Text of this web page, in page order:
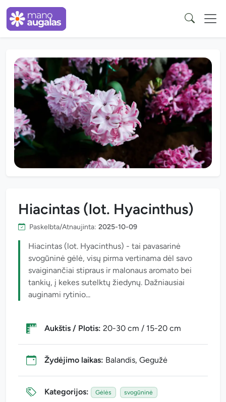
Hiacintas (lot. Hyacinthus)
Paskelbta/Atnaujinta: 2025-10-09
Hiacintas (lot. Hyacinthus) - tai pavasarinė
svogūninė gėlė, visų pirma vertinama dėl savo
svaiginančiai stipraus ir malonaus aromato bei
tankių, į kekes sutelktų žiedynų. Dažniausiai
auginami rytinio...
Aukštis / Plotis: 20-30 cm / 15-20 cm
Žydėjimo laikas: Balandis, Gegužė
Kategorijos: Gėlės svogūninė